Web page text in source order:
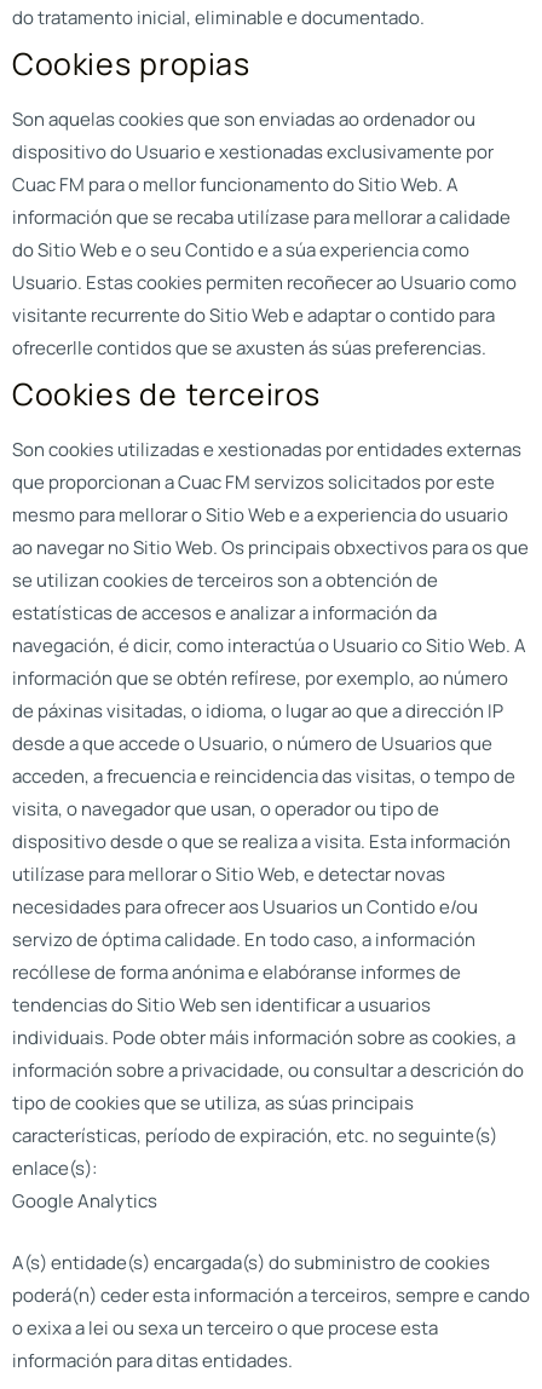
do tratamento inicial, eliminable e documentado.
Cookies propias
Son aquelas cookies que son enviadas ao ordenador ou
dispositivo do Usuario e xestionadas exclusivamente por
Cuac FM para o mellor funcionamento do Sitio Web. A
información que se recaba utilízase para mellorar a calidade
do Sitio Web e o seu Contido e a súa experiencia como
Usuario. Estas cookies permiten recoñecer ao Usuario como
visitante recurrente do Sitio Web e adaptar o contido para
ofrecerlle contidos que se axusten ás súas preferencias.
Cookies de terceiros
Son cookies utilizadas e xestionadas por entidades externas
que proporcionan aCuac FMservizos solicitados por este
mesmo para mellorar o Sitio Web e a experiencia do usuario
ao navegar no Sitio Web. Os principais obxectivos para os que
se utilizan cookies de terceiros son a obtención de
estatísticas de accesos e analizar a información da
navegación, é dicir, como interactúa o Usuario co Sitio Web. A
información que se obtén refírese, por exemplo, ao número
de páxinas visitadas, o idioma, o lugar ao que a dirección IP
desde a que accede o Usuario, o número de Usuarios que
acceden, a frecuencia e reincidencia das visitas, o tempo de
visita, o navegador que usan, o operador ou tipo de
dispositivo desde o que se realiza a visita. Esta información
utilízase para mellorar o Sitio Web, e detectar novas
necesidades para ofrecer aos Usuarios un Contido e/ou
servizo de óptima calidade. En todo caso, a información
recóllese de forma anónima e elabóranse informes de
tendencias do Sitio Web sen identificar a usuarios
individuais. Pode obter máis información sobre as cookies, a
información sobre a privacidade, ou consultar a descrición do
tipo de cookies que se utiliza, as súas principais
características, período de expiración, etc. no seguinte(s)
enlace(s):
Google Analytics
A(s) entidade(s) encargada(s) do subministro de cookies
poderá(n) ceder esta información a terceiros, sempre e cando
o exixa a lei ou sexa un terceiro o que procese esta
información para ditas entidades.